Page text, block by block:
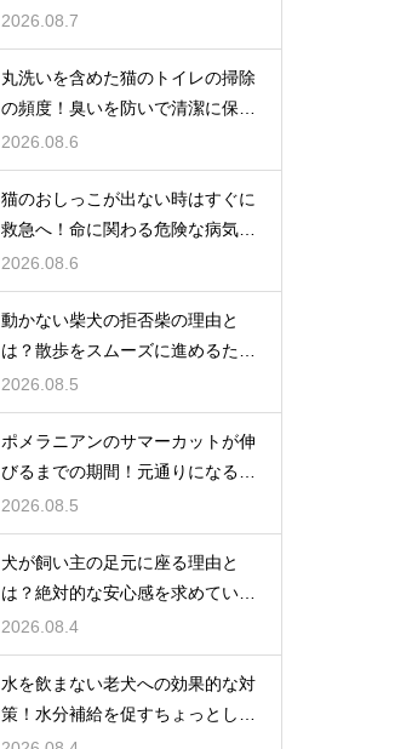
魔法
2026.08.7
丸洗いを含めた猫のトイレの掃除
の頻度！臭いを防いで清潔に保つ
コツ
2026.08.6
猫のおしっこが出ない時はすぐに
救急へ！命に関わる危険な病気と
は
2026.08.6
動かない柴犬の拒否柴の理由と
は？散歩をスムーズに進めるため
の対策
2026.08.5
ポメラニアンのサマーカットが伸
びるまでの期間！元通りになるの
か
2026.08.5
犬が飼い主の足元に座る理由と
は？絶対的な安心感を求めている
心理
2026.08.4
水を飲まない老犬への効果的な対
策！水分補給を促すちょっとした
工夫